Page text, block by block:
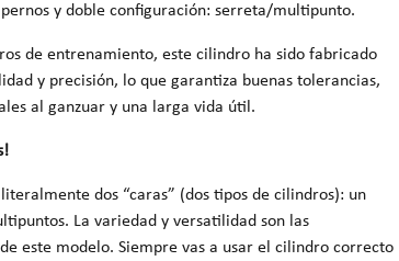
y doble configuración: serreta/multipunto.
de entrenamiento, este cilindro ha sido fabricado
y precisión, lo que garantiza buenas tolerancias,
al ganzuar y una larga vida útil.
dos “caras” (dos tipos de cilindros): un
La variedad y versatilidad son las
este modelo. Siempre vas a usar el cilindro correcto